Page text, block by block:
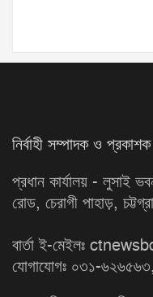
নির্বাহী সম্পাদক ও
প্রধান কার্যালয় - লুসাই
রোড, চেরাগী পাহাড়,
বার্তা ই-মেইলঃ
যোগাযোগঃ ০৩১-